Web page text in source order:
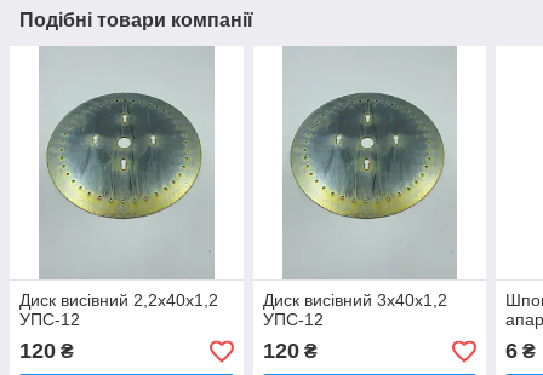
Подібні товари компанії
Диск висівний 2,2х40х1,2
УПС-12
120 ₴
Диск висівний 3х40х1,2
УПС-12
120₴ 6 ₴